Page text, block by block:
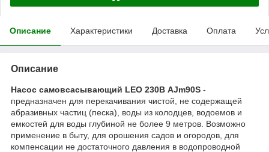
Описание Характеристики Доставка Оплата
Описание
Насос самовсасывающий LEO 230В AJm90S -
предназначен для перекачивания чистой, не содержащей
абразивных частиц (песка), воды из колодцев, водоемов и
емкостей для воды глубиной не более 9 метров. Возможно
применение в быту, для орошения садов и огородов, для
компенсации не достаточного давления в водопроводной